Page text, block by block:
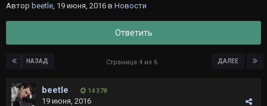
Автор beetle, 19 июня, 2016 в Новости
Ответить
НАЗАД ДАЛЕЕ
Страница 4 из 6
beetle 14 378
19 июня, 2016